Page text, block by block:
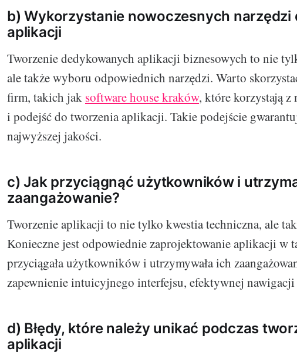
b) Wykorzystanie nowoczesnych narzędzi
aplikacji
Tworzenie dedykowanych aplikacji biznesowych to nie
ale także wyboru odpowiednich narzędzi. Warto
firm, takich jak software house kraków, które korzystają z
i podejść do tworzenia aplikacji. Takie podejście
najwyższej jakości.
c) Jak przyciągnąć użytkowników i
zaangażowanie?
Tworzenie aplikacji to nie tylko kwestia techniczna, ale
Konieczne jest odpowiednie zaprojektowanie aplikacji w
przyciągała użytkowników i utrzymywała ich
zapewnienie intuicyjnego interfejsu, efektywnej
d) Błędy, które należy unikać podczas
aplikacji